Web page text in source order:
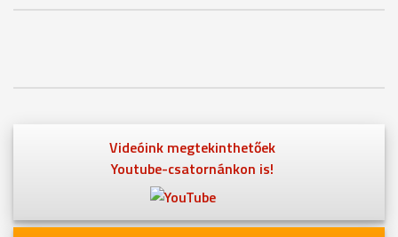
Videóink megtekinthetőek
Youtube-csatornánkon is!